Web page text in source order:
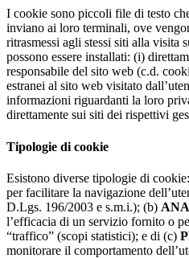
I cookie sono piccoli file di testo
inviano ai loro terminali, ove
ritrasmessi agli stessi siti alla visita
possono essere installati: (i)
responsabile del sito web (c.d.
estranei al sito web visitato
informazioni riguardanti la loro
direttamente sui siti dei rispettivi
Tipologie di cookie
Esistono diverse tipologie di
per facilitare la navigazione
D.Lgs. 196/2003 e s.m.i.); (b)
l’efficacia di un servizio fornito o
“traffico” (scopi statistici); e di (c)
monitorare il comportamento